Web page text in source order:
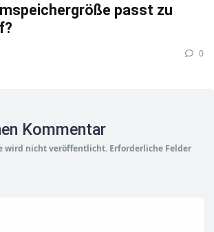
passt zu
0
Kommentar
wird nicht veröffentlicht. Erforderliche Felder